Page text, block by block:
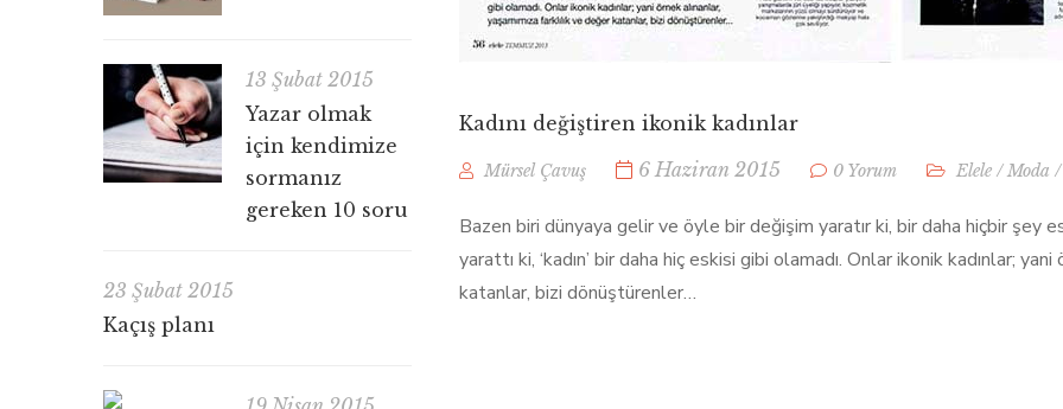
Kadını değiştiren ikonik kadınlar
Mürsel Çavuş 6 Haziran 2015 0 Yorum Elele / Moda /
Bazen biri dünyaya gelir ve öyle bir değişim yaratır ki, bir daha hiçbir şey
yarattı ki, ‘kadın’ bir daha hiç eskisi gibi olamadı. Onlar ikonik kadınlar;
katanlar, bizi dönüştürenler…
13 Şubat 2015
Yazar olmak
için kendimize
sormanız
gereken 10 soru
23 Şubat 2015
Kaçış planı